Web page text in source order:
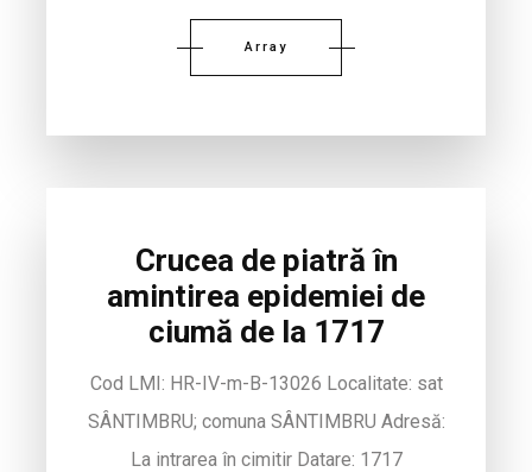
Array
Crucea de piatră în
amintirea epidemiei de
ciumă de la 1717
Cod LMI: HR-IV-m-B-13026 Localitate: sat
SÂNTIMBRU; comuna SÂNTIMBRU Adresă:
La intrarea în cimitir Datare: 1717